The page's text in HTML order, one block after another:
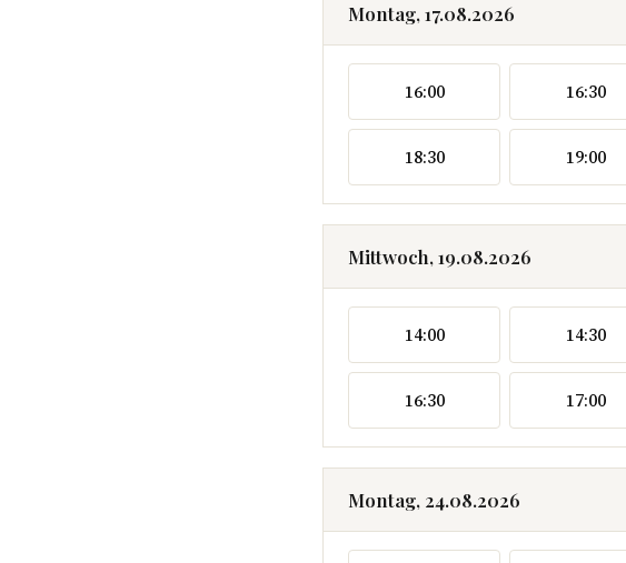
Montag, 17.08.2026
16:00 16:30
18:30 19:00
Mittwoch, 19.08.2026
14:00 14:30
16:30 17:00
Montag, 24.08.2026